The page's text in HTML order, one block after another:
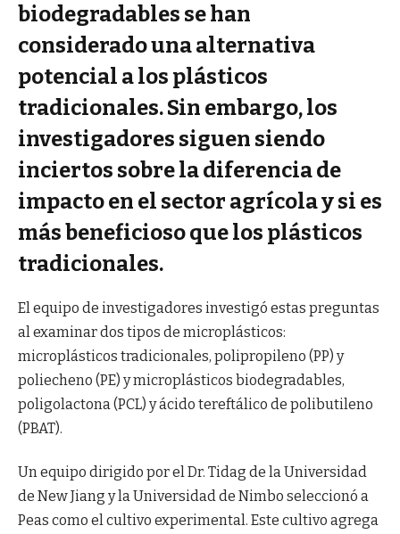
biodegradables se han
considerado una alternativa
potencial a los plásticos
tradicionales. Sin embargo, los
investigadores siguen siendo
inciertos sobre la diferencia de
impacto en el sector agrícola y si es
más beneficioso que los plásticos
tradicionales.
El equipo de investigadores investigó estas preguntas
al examinar dos tipos de microplásticos:
microplásticos tradicionales, polipropileno (PP) y
poliecheno (PE) y microplásticos biodegradables,
poligolactona (PCL) y ácido tereftálico de polibutileno
(PBAT).
Un equipo dirigido por el Dr. Tidag de la Universidad
de New Jiang y la Universidad de Nimbo seleccionó a
Peas como el cultivo experimental. Este cultivo agrega